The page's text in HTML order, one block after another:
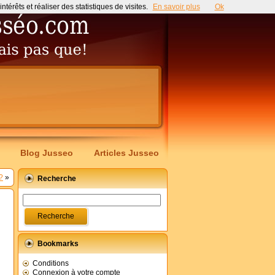
Blog Jusseo Articles Jusseo
» Recherche
Bookmarks
Conditions
Connexion à votre compte
et réaliser des statistiques de visites. En savoir plus Ok